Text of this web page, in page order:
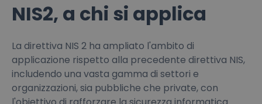
NIS2, a chi si applica
La direttiva NIS 2 ha ampliato l'ambito di
applicazione rispetto alla precedente direttiva NIS,
includendo una vasta gamma di settori e
organizzazioni, sia pubbliche che private, con